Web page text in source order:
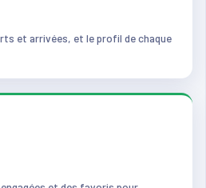
et arrivées, et le profil de chaque